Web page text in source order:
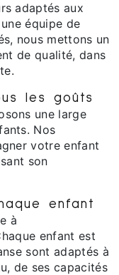
adaptés aux
équipe de
nous mettons un
de qualité, dans
les goûts
une large
Nos
votre enfant
son
enfant
à
enfant est
sont adaptés à
de ses capacités